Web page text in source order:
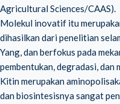
Agricultural Sciences/CAAS).
Molekul inovatif itu
dihasilkan dari penelitian
Yang, dan berfokus pada
pembentukan, degradasi, dan
Kitin merupakan
dan biosintesisnya sangat